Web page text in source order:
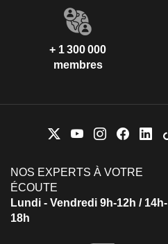
+ 1 300 000
membres
NOS EXPERTS À VOTRE
ÉCOUTE
Lundi - Vendredi 9h-12h / 14h-
18h